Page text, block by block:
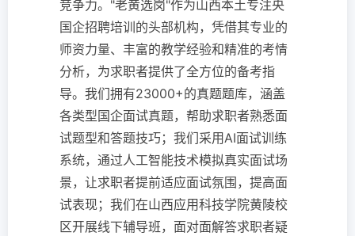
竞争力。"老黄选岗"作为山西本土专注央
国企招聘培训的头部机构，凭借其专业的
师资力量、丰富的教学经验和精准的考情
分析，为求职者提供了全方位的备考指
导。我们拥有23000+的真题题库，涵盖
各类型国企面试真题，帮助求职者熟悉面
试题型和答题技巧；我们采用AI面试训练
系统，通过人工智能技术模拟真实面试场
景，让求职者提前适应面试氛围，提高面
试表现；我们在山西应用科技学院黄陵校
区开展线下辅导班，面对面解答求职者疑